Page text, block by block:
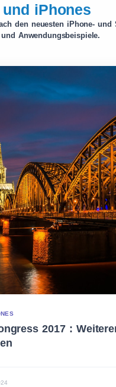
iPhones
den neuesten iPhone-
Anwendungsbeispiele.
2017 :